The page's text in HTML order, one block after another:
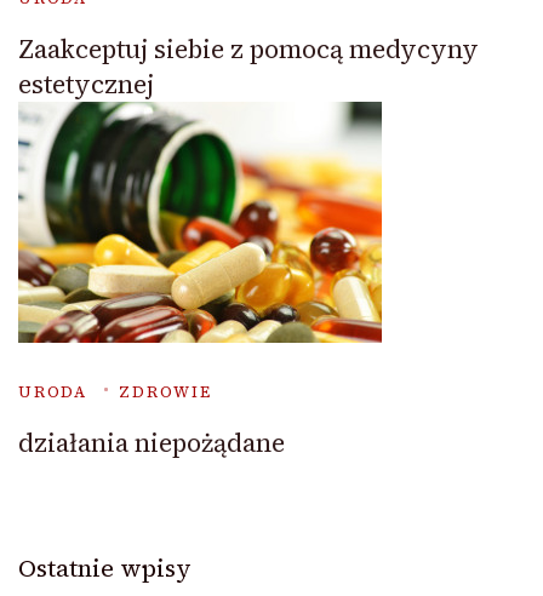
Zaakceptuj siebie z pomocą medycyny
estetycznej
URODA ZDROWIE
działania niepożądane
Ostatnie wpisy